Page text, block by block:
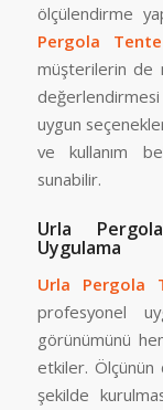
ölçülendirme
Pergola
müşterilerin de
uygun
ve kullanım
sunabilir.
Urla
Uygulama
Urla Pergola
profesyonel
görünümünü
etkiler. Ölçünün
şekilde